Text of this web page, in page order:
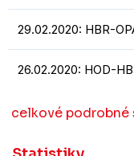
29.02.2020: HBR-
26.02.2020: HOD-
celkové podrobné